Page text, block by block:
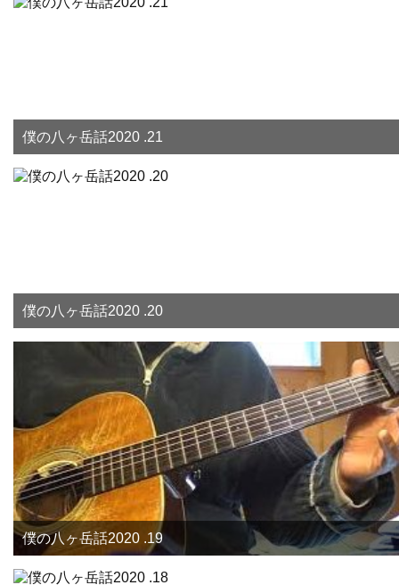
僕の八ヶ岳話2020 .21
僕の八ヶ岳話2020 .20
僕の八ヶ岳話2020 .19